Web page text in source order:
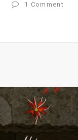
1 Comment